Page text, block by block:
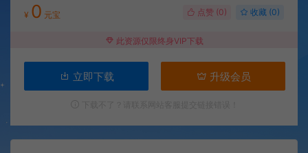
¥ 0 元宝 点赞 (0) 收藏 (0)
此资源仅限终身VIP下载
立即下载 升级会员